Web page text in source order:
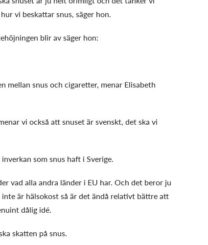
vi beskattar snus, säger hon.
blir av säger hon:
mellan snus och cigaretter, menar Elisabeth
vi också att snuset är svenskt, det ska vi
som snus haft i Sverige.
vad alla andra länder i EU har. Och det beror ju
är hälsokost så är det ändå relativt bättre att
dålig idé.
skatten på snus.